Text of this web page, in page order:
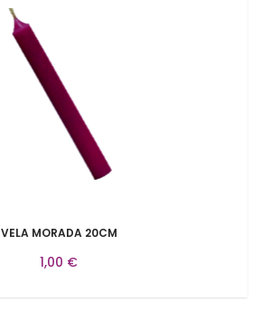
VELA MORADA 20CM
1,00 €